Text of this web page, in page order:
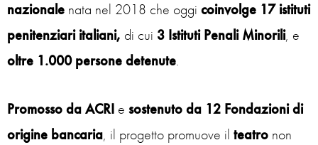
nazionale nata nel 2018 che oggi coinvolge 17 istituti
penitenziari italiani, di cui 3 Istituti Penali Minorili, e
oltre 1.000 persone detenute.
Promosso da ACRI e sostenuto da 12 Fondazioni di
origine bancaria, il progetto promuove il teatro non